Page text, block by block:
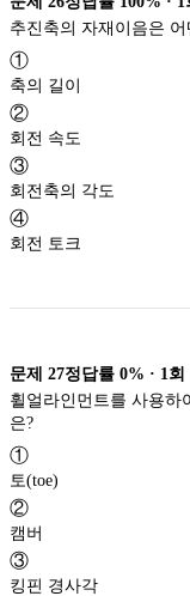
①
축의 길이
②
회전 속도
③
회전축의 각도
④
회전 토크
문제 27정답률 0% · 1 회
휠얼라인먼트를 사용하
①
토(toe)
②
캠버
③
킹핀 경사각